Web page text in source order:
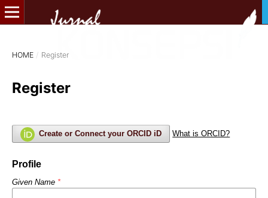
HOME / Register
Register
Create or Connect your ORCID iD What is ORCID?
Profile
Given Name *